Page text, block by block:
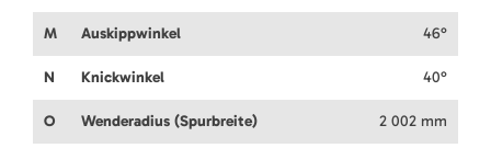
M Auskippwinkel 46°
N Knickwinkel 40°
O Wenderadius (Spurbreite) 2 002 mm